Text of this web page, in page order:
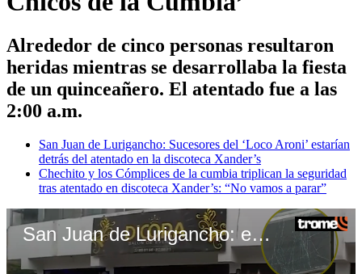
Alrededor de cinco personas resultaron
heridas mientras se desarrollaba la fiesta
de un quinceañero. El atentado fue a las
2:00 a.m.
San Juan de Lurigancho: Sucesores del ‘Loco Aroni’ estarían
detrás del atentado en la discoteca Xander’s
Chechito y los Cómplices de la cumbia triplican la seguridad
tras atentado en discoteca Xander’s: “No vamos a parar”
San Juan de Lurigancho: extorsión a cantantes de cumbia